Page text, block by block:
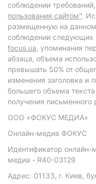
соблюдении
пользования сайтом".
размещенную на
соблюдении следующих
focus.ua, упоминания
абзаца, объема
превышать 50% от
изменения заголовка и
большего объема
получения
ООО «ФОКУС МЕДИА»
Онлайн-медиа ФОКУС
Идентификатор онлайн-
медиа - R40-03129
Адрес: 01133, г. Киев,